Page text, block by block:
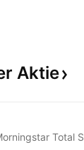
Aktie